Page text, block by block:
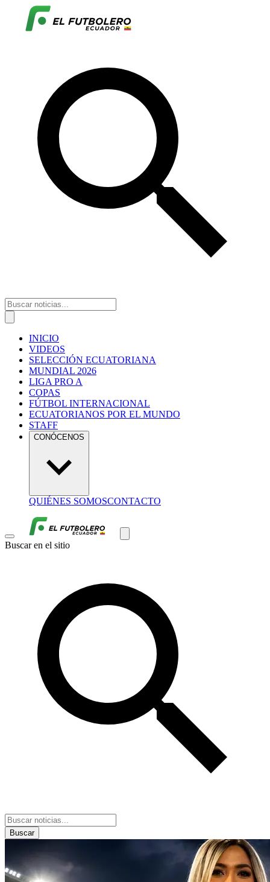
INICIO
VIDEOS
SELECCIÓN ECUATORIANA
MUNDIAL 2026
LIGA PRO A
COPAS
FÚTBOL INTERNACIONAL
ECUATORIANOS POR EL MUNDO
STAFF
CONÓCENOS
QUIÉNES SOMOSCONTACTO
Buscar en el sitio
Buscar